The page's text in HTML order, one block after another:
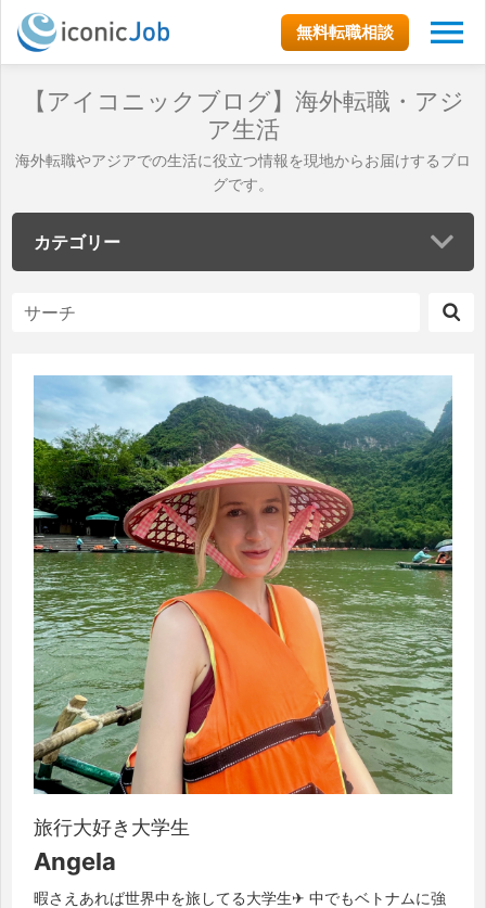
無料転職相談
【アイコニックブログ】海外転職・アジ
ア生活
海外転職やアジアでの生活に役立つ情報を現地からお届けするブロ
グです。
カテゴリー
旅行大好き大学生
Angela
暇さえあれば世界中を旅してる大学生✈︎ 中でもベトナムに強